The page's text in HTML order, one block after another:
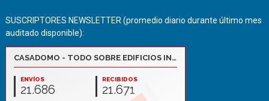
SUSCRIPTORES NEWSLETTER (promedio diario durante último mes
auditado disponible):